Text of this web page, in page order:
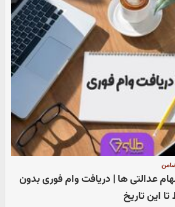
عدالتی ها | دریافت وام فوری بدون
این تاریخ